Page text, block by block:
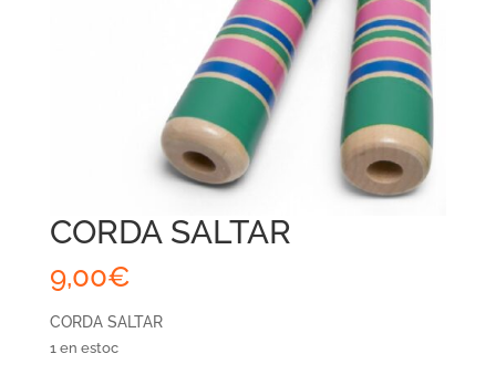
CORDA SALTAR
9,00€
CORDA SALTAR
1 en estoc